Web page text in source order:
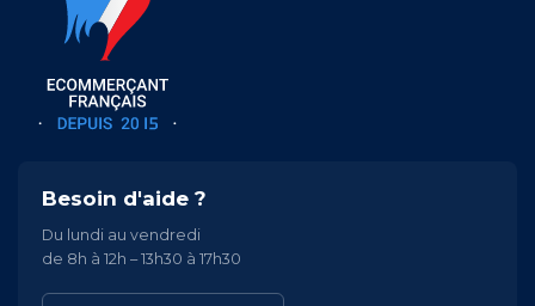
Besoin d'aide ?
Du lundi au vendredi
de 8h à 12h – 13h30 à 17h30